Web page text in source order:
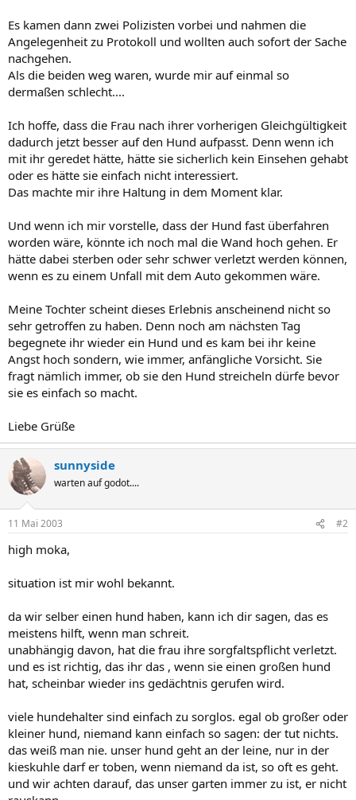
Es kamen dann zwei Polizisten vorbei und nahmen die
Angelegenheit zu Protokoll und wollten auch sofort der Sache
nachgehen.
Als die beiden weg waren, wurde mir auf einmal so
dermaßen schlecht....
Ich hoffe, dass die Frau nach ihrer vorherigen Gleichgültigkeit
dadurch jetzt besser auf den Hund aufpasst. Denn wenn ich
mit ihr geredet hätte, hätte sie sicherlich kein Einsehen gehabt
oder es hätte sie einfach nicht interessiert.
Das machte mir ihre Haltung in dem Moment klar.
Und wenn ich mir vorstelle, dass der Hund fast überfahren
worden wäre, könnte ich noch mal die Wand hoch gehen. Er
hätte dabei sterben oder sehr schwer verletzt werden können,
wenn es zu einem Unfall mit dem Auto gekommen wäre.
Meine Tochter scheint dieses Erlebnis anscheinend nicht so
sehr getroffen zu haben. Denn noch am nächsten Tag
begegnete ihr wieder ein Hund und es kam bei ihr keine
Angst hoch sondern, wie immer, anfängliche Vorsicht. Sie
fragt nämlich immer, ob sie den Hund streicheln dürfe bevor
sie es einfach so macht.
Liebe Grüße
sunnyside
warten auf godot....
11 Mai 2003 #2
high moka,
situation ist mir wohl bekannt.
da wir selber einen hund haben, kann ich dir sagen, das es
meistens hilft, wenn man schreit.
unabhängig davon, hat die frau ihre sorgfaltspflicht verletzt.
und es ist richtig, das ihr das , wenn sie einen großen hund
hat, scheinbar wieder ins gedächtnis gerufen wird.
viele hundehalter sind einfach zu sorglos. egal ob großer oder
kleiner hund, niemand kann einfach so sagen: der tut nichts.
das weiß man nie. unser hund geht an der leine, nur in der
kieskuhle darf er toben, wenn niemand da ist, so oft es geht.
und wir achten darauf, das unser garten immer zu ist, er nicht